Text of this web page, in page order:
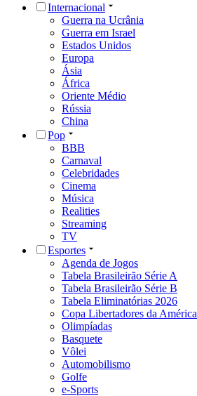
Internacional
Guerra na Ucrânia
Guerra em Israel
Estados Unidos
Europa
Ásia
África
Oriente Médio
Rússia
China
Pop
BBB
Carnaval
Celebridades
Cinema
Música
Realities
Streaming
TV
Esportes
Agenda de Jogos
Tabela Brasileirão Série A
Tabela Brasileirão Série B
Tabela Eliminatórias 2026
Copa Libertadores da América
Olimpíadas
Basquete
Vôlei
Automobilismo
Golfe
e-Sports